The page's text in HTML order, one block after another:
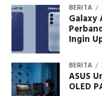
BERITA
Galaxy
Ingin
BERITA
ASUS
OLED